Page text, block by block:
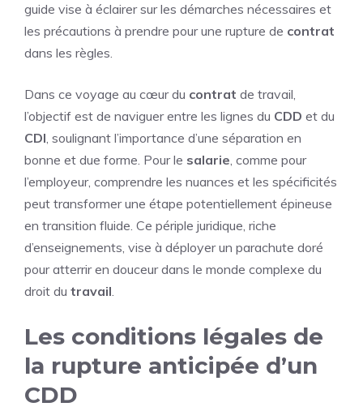
guide vise à éclairer sur les démarches nécessaires et
les précautions à prendre pour une rupture de contrat
dans les règles.
Dans ce voyage au cœur du contrat de travail,
l’objectif est de naviguer entre les lignes du CDD et du
CDI, soulignant l’importance d’une séparation en
bonne et due forme. Pour le salarie, comme pour
l’employeur, comprendre les nuances et les spécificités
peut transformer une étape potentiellement épineuse
en transition fluide. Ce périple juridique, riche
d’enseignements, vise à déployer un parachute doré
pour atterrir en douceur dans le monde complexe du
droit du travail.
Les conditions légales de
la rupture anticipée d’un
CDD